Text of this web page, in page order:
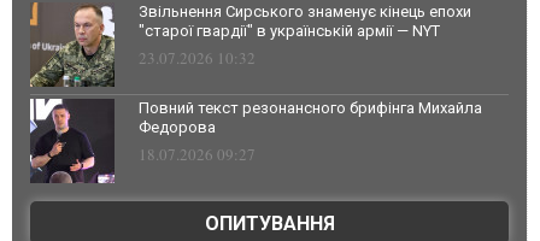
Звільнення Сирського знаменує кінець епохи
"старої гвардії" в українській армії — NYT
23.07.2026 10:32
Повний текст резонансного брифінга Михайла
Федорова
18.07.2026 09:27
ОПИТУВАННЯ